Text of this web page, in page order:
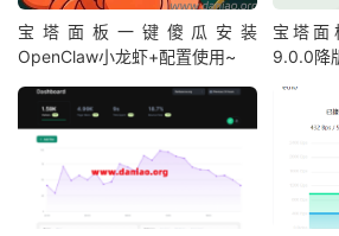
宝塔面板一键傻瓜安装
OpenClaw小龙虾+配置使用~
宝塔面
9.0.0降